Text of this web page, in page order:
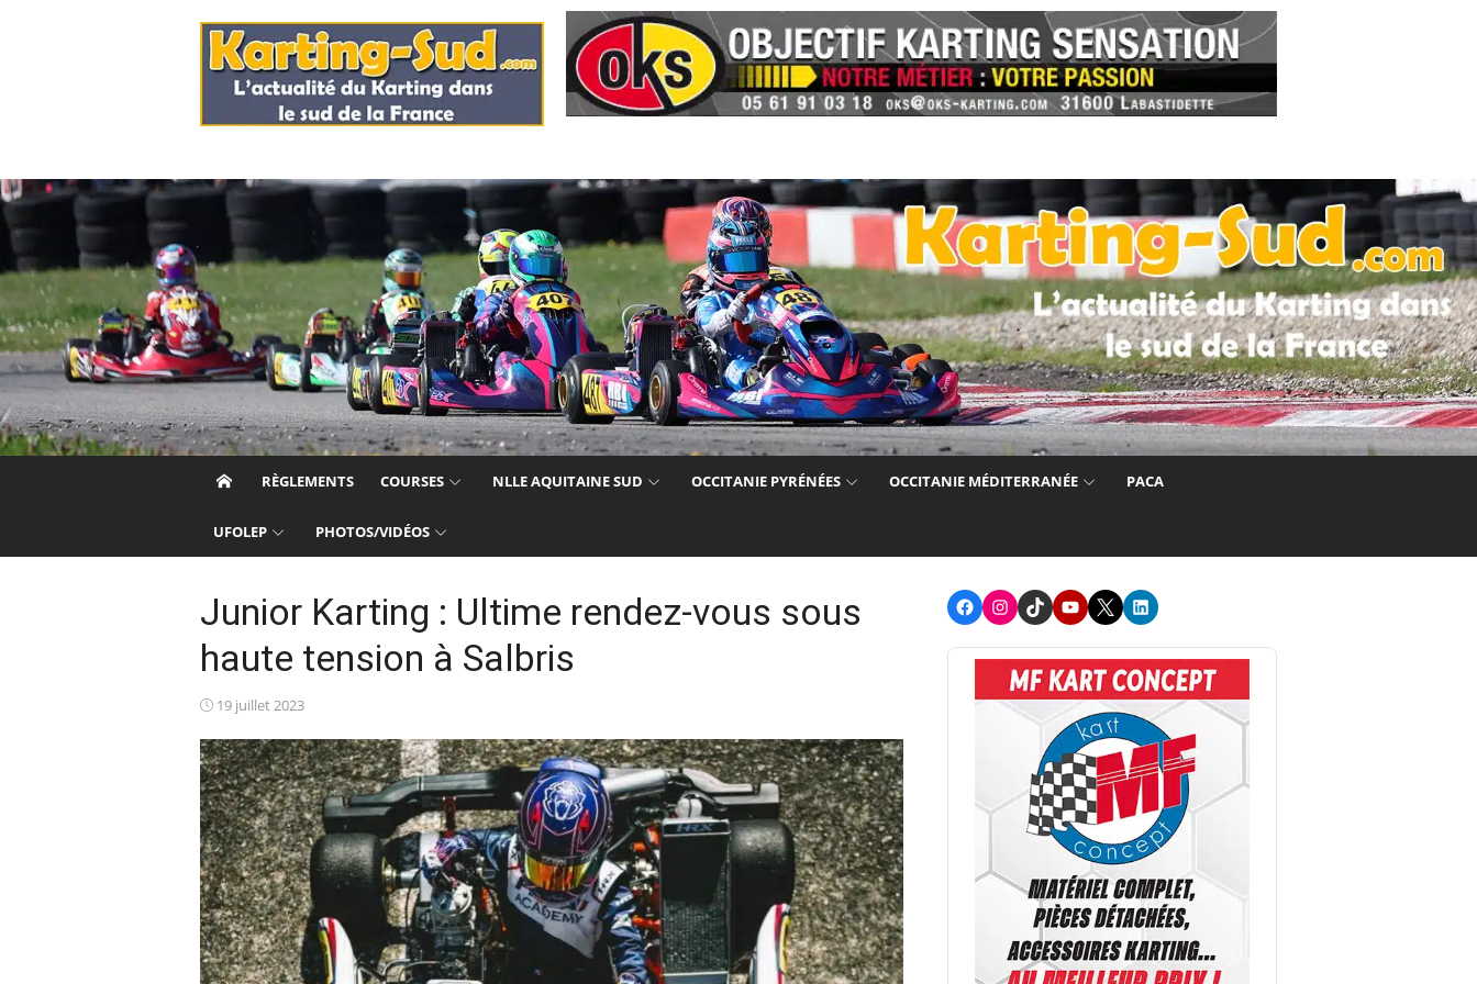
RÈGLEMENTS COURSES NLLE AQUITAINE SUD OCCITANIE PYRÉNÉES OCCITANIE MÉDITERRANÉE PACA
UFOLEP PHOTOS/VIDÉOS
Junior Karting : Ultime rendez-vous sous
haute tension à Salbris
Posted
19 juillet 2023
FacebookInstagram
TikTokYoutube
X LinkedIn